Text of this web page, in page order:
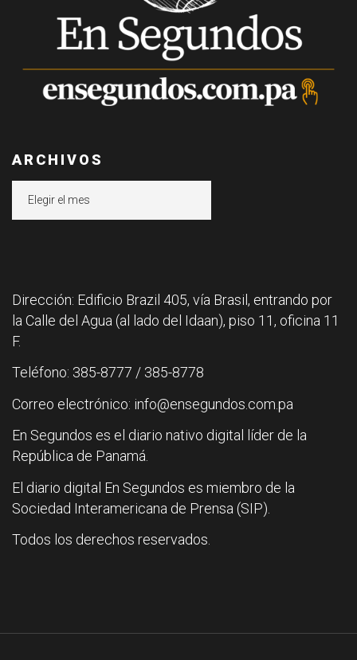
ARCHIVOS
Dirección: Edificio Brazil 405, vía Brasil, entrando por
la Calle del Agua (al lado del Idaan), piso 11, oficina 11
F.
Teléfono: 385-8777 / 385-8778
Correo electrónico: info@ensegundos.com.pa
En Segundos es el diario nativo digital líder de la
República de Panamá.
El diario digital En Segundos es miembro de la
Sociedad Interamericana de Prensa (SIP).
Todos los derechos reservados.